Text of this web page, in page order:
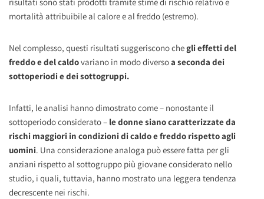
risultati sono stati prodotti tramite stime di rischio relativo e
mortalità attribuibile al calore e al freddo (estremo).
Nel complesso, questi risultati suggeriscono chegli effetti del
freddo e del caldovariano in modo diversoa seconda dei
sottoperiodi e dei sottogruppi.
Infatti, le analisi hanno dimostrato come – nonostante il
sottoperiodo considerato – le donne siano caratterizzate da
rischi maggiori in condizioni di caldo e freddo rispetto agli
uomini. Una considerazione analoga può essere fatta per gli
anziani rispetto al sottogruppo più giovane considerato nello
studio, i quali, tuttavia, hanno mostrato una leggera tendenza
decrescente nei rischi.